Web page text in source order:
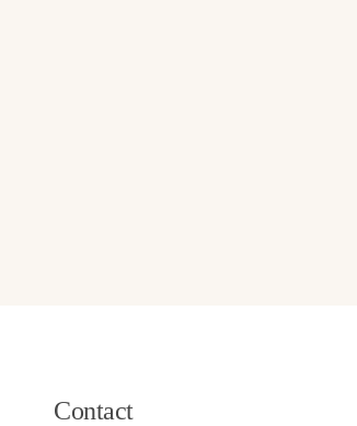
Contact